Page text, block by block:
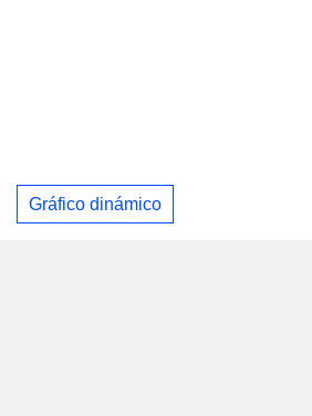
Gráfico dinámico